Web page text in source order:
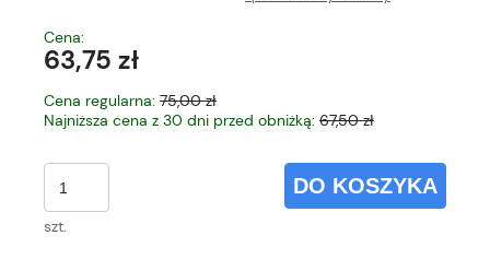
Cena:
63,75 zł
Cena regularna: 75,00 zł
Najniższa cena z 30 dni przed obniżką: 67,50 zł
szt.
DO KOSZYKA